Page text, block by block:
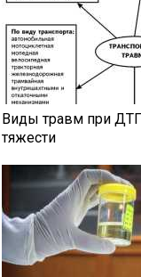
Виды травм при
тяжести